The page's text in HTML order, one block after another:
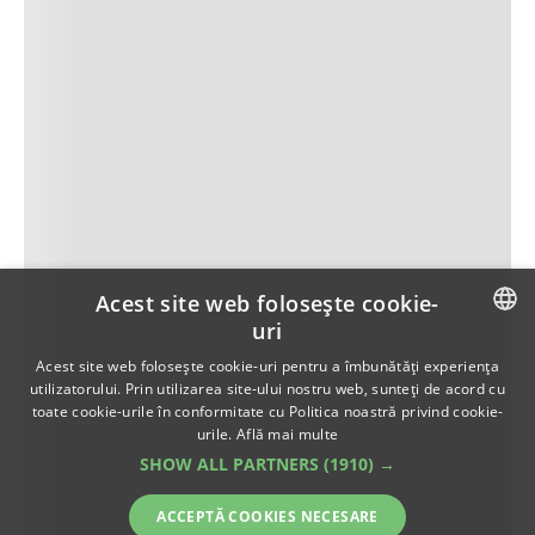
ROMANIAN
Acest site web folosește cookie-
uri
Acest site web folosește cookie-uri pentru a îmbunătăți experiența
utilizatorului. Prin utilizarea site-ului nostru web, sunteți de acord cu
toate cookie-urile în conformitate cu Politica noastră privind cookie-
urile. Află mai multe
SHOW ALL PARTNERS (1910) →
ACCEPTĂ COOKIES NECESARE